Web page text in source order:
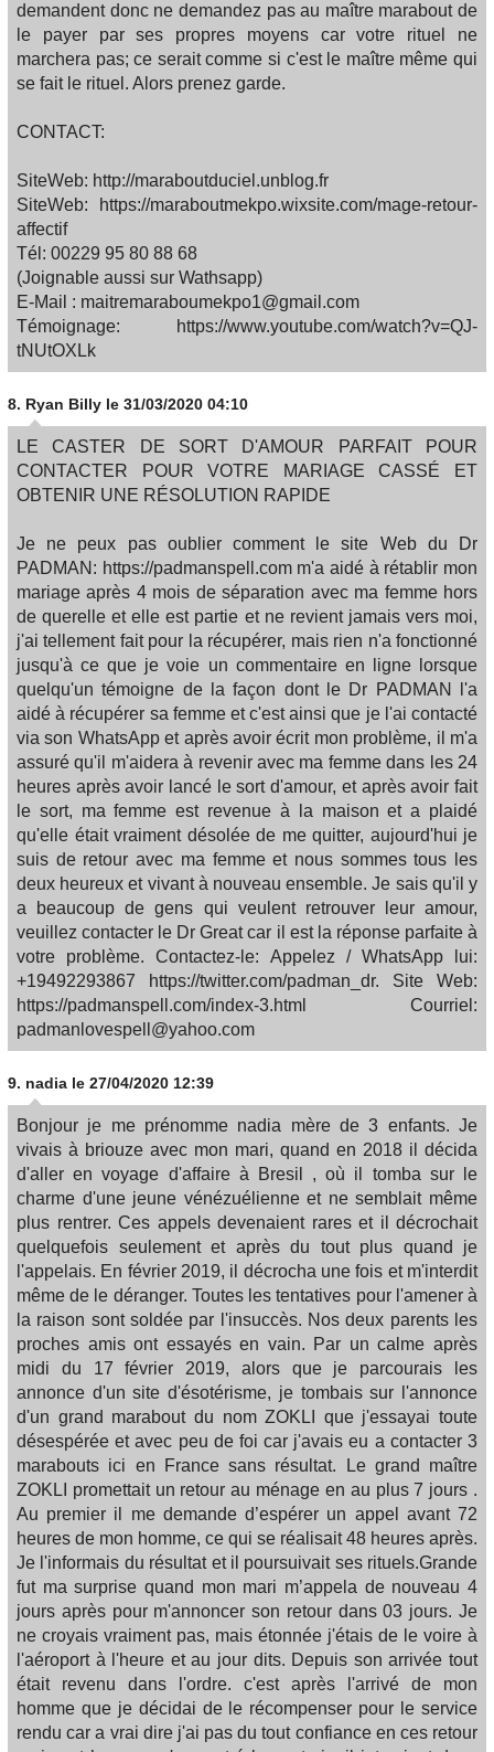
demandent donc ne demandez pas au maître marabout de
le payer par ses propres moyens car votre rituel ne
marchera pas; ce serait comme si c'est le maître même qui
se fait le rituel. Alors prenez garde.
CONTACT:
SiteWeb: http://maraboutduciel.unblog.fr
SiteWeb: https://maraboutmekpo.wixsite.com/mage-retour-
affectif
Tél: 00229 95 80 88 68
(Joignable aussi sur Wathsapp)
E-Mail : maitremaraboumekpo1@gmail.com
Témoignage: https://www.youtube.com/watch?v=QJ-
tNUtOXLk
8. Ryan Billy le 31/03/2020 04:10
LE CASTER DE SORT D'AMOUR PARFAIT POUR
CONTACTER POUR VOTRE MARIAGE CASSÉ ET
OBTENIR UNE RÉSOLUTION RAPIDE
Je ne peux pas oublier comment le site Web du Dr
PADMAN: https://padmanspell.com m'a aidé à rétablir mon
mariage après 4 mois de séparation avec ma femme hors
de querelle et elle est partie et ne revient jamais vers moi,
j'ai tellement fait pour la récupérer, mais rien n'a fonctionné
jusqu'à ce que je voie un commentaire en ligne lorsque
quelqu'un témoigne de la façon dont le Dr PADMAN l'a
aidé à récupérer sa femme et c'est ainsi que je l'ai contacté
via son WhatsApp et après avoir écrit mon problème, il m'a
assuré qu'il m'aidera à revenir avec ma femme dans les 24
heures après avoir lancé le sort d'amour, et après avoir fait
le sort, ma femme est revenue à la maison et a plaidé
qu'elle était vraiment désolée de me quitter, aujourd'hui je
suis de retour avec ma femme et nous sommes tous les
deux heureux et vivant à nouveau ensemble. Je sais qu'il y
a beaucoup de gens qui veulent retrouver leur amour,
veuillez contacter le Dr Great car il est la réponse parfaite à
votre problème. Contactez-le: Appelez / WhatsApp lui:
+19492293867 https://twitter.com/padman_dr. Site Web:
https://padmanspell.com/index-3.html Courriel:
padmanlovespell@yahoo.com
9. nadia le 27/04/2020 12:39
Bonjour je me prénomme nadia mère de 3 enfants. Je
vivais à briouze avec mon mari, quand en 2018 il décida
d'aller en voyage d'affaire à Bresil , où il tomba sur le
charme d'une jeune vénézuélienne et ne semblait même
plus rentrer. Ces appels devenaient rares et il décrochait
quelquefois seulement et après du tout plus quand je
l'appelais. En février 2019, il décrocha une fois et m'interdit
même de le déranger. Toutes les tentatives pour l'amener à
la raison sont soldée par l'insuccès. Nos deux parents les
proches amis ont essayés en vain. Par un calme après
midi du 17 février 2019, alors que je parcourais les
annonce d'un site d'ésotérisme, je tombais sur l'annonce
d'un grand marabout du nom ZOKLI que j'essayai toute
désespérée et avec peu de foi car j'avais eu a contacter 3
marabouts ici en France sans résultat. Le grand maître
ZOKLI promettait un retour au ménage en au plus 7 jours .
Au premier il me demande d’espérer un appel avant 72
heures de mon homme, ce qui se réalisait 48 heures après.
Je l'informais du résultat et il poursuivait ses rituels.Grande
fut ma surprise quand mon mari m’appela de nouveau 4
jours après pour m'annoncer son retour dans 03 jours. Je
ne croyais vraiment pas, mais étonnée j'étais de le voire à
l'aéroport à l'heure et au jour dits. Depuis son arrivée tout
était revenu dans l'ordre. c'est après l'arrivé de mon
homme que je décidai de le récompenser pour le service
rendu car a vrai dire j'ai pas du tout confiance en ces retour